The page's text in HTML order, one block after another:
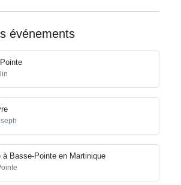
événements
à Basse-Pointe en Martinique